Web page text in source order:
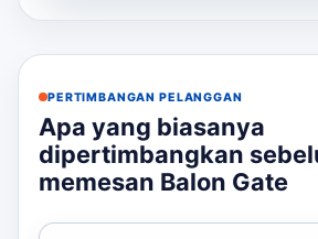
PERTIMBANGAN PELANGGAN
Apa yang biasanya
dipertimbangkan
memesan Balon Gate